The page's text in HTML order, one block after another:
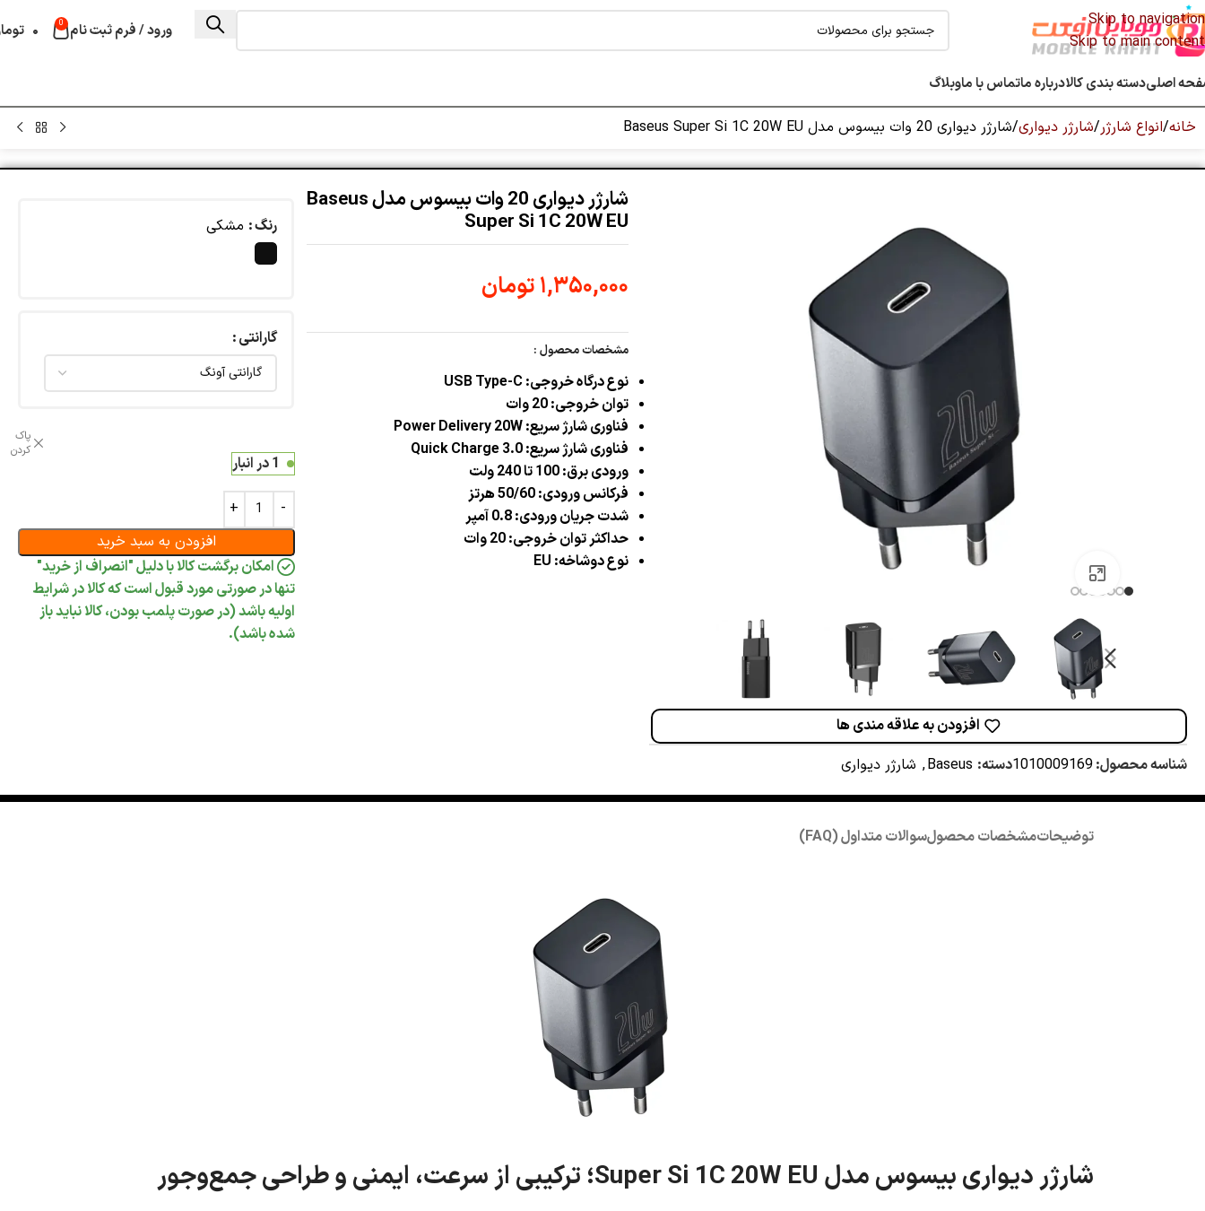
Skip to navigation
Skip to main content
ورود / فرم ثبت نام 0 ۰
اصلیدسته بندی کالادرباره ماتماس با ماوبلاگ
خانه انواع شارژر شارژر دیواری شارژر دیواری 20 وات بیسوس مدل Baseus Super Si 1C 20W EU
افزودن به علاقه مندی ها
شناسه محصول:1010009169دسته: Baseus
, شارژر دیواری
شارژر دیواری 20 وات بیسوس مدل Baseus
Super Si 1C 20W EU
۱,۳۵۰,۰۰۰تومان
مشخصات محصول :
نوع درگاه خروجی: USB Type-C
توان خروجی: 20 وات
فناوری شارژ سریع: Power Delivery 20W
فناوری شارژ سریع: Quick Charge 3.0
ورودی برق: 100 تا 240 ولت
فرکانس ورودی: 50/60 هرتز
شدت جریان ورودی: 0.8 آمپر
حداکثر توان خروجی: 20 وات
نوع دوشاخه: EU
رنگ مشکی
گارانتی
پاک
کردن
1 در انبار
افزودن به سبد خرید
امکان برگشت کالا با دلیل "انصراف از خرید"
تنها در صورتی مورد قبول است که کالا در شرایط
اولیه باشد (در صورت پلمب بودن، کالا نباید باز
شده باشد).
توضیحاتمشخصات محصولسوالات متداول (FAQ)
شارژر دیواری بیسوس مدل Super Si 1C 20W EU؛ ترکیبی از سرعت، ایمنی و طراحی جمع‌وجور